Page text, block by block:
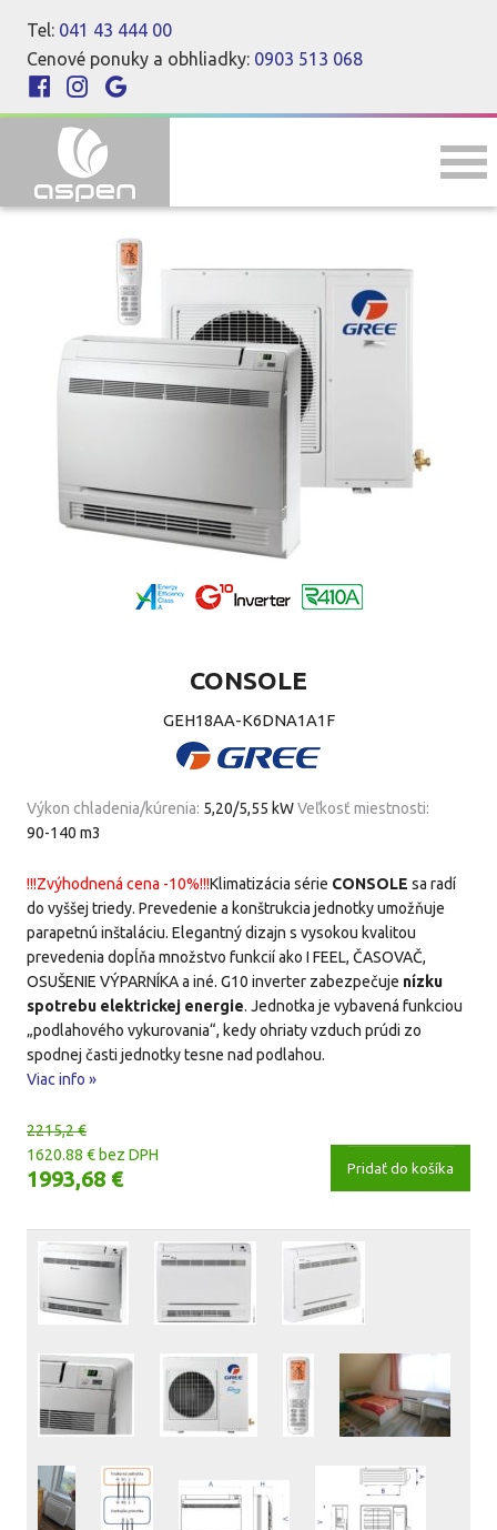
Tel: 041 43 444 00
Cenové ponuky a obhliadky: 0903 513 068
CONSOLE
GEH18AA-K6DNA1A1F
Výkon chladenia/kúrenia: 5,20/5,55 kWVeľkosť miestnosti:
90-140 m3
!!!Zvýhodnená cena -10%!!!Klimatizácia série CONSOLE sa radí
do vyššej triedy. Prevedenie a konštrukcia jednotky umožňuje
parapetnú inštaláciu. Elegantný dizajn s vysokou kvalitou
prevedenia dopĺňa množstvo funkcií ako I FEEL, ČASOVAČ,
OSUŠENIE VÝPARNÍKA a iné. G10 inverter zabezpečuje nízku
spotrebu elektrickej energie. Jednotka je vybavená funkciou
„podlahového vykurovania“, kedy ohriaty vzduch prúdi zo
spodnej časti jednotky tesne nad podlahou.
Viac info »
2215,2 €
1620.88 € bez DPH
1993,68 € Pridať do košíka